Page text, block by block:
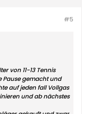
#5
von 11-13 Tennis
Pause gemacht und
auf jeden fall Vollgas
und ab nächstes